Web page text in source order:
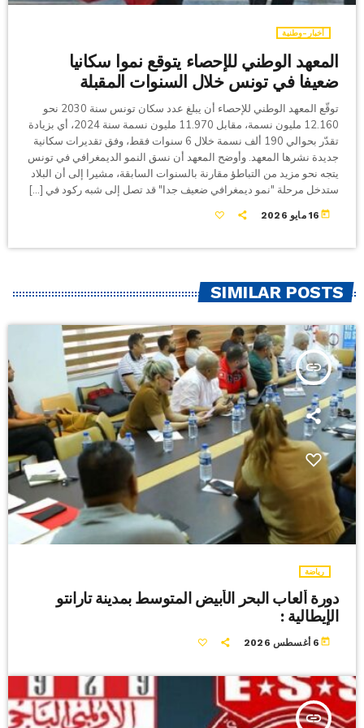
أخبار-وطنية
المعهد الوطني للإحصاء يتوقع نموا سكانيا
ضعيفا في تونس خلال السنوات المقبلة
توقّع المعهد الوطني للإحصاء أن يبلغ عدد سكان تونس سنة 2030 نحو
12.160 مليون نسمة، مقابل 11.970 مليون نسمة سنة 2024، أي بزيادة
تقدّر بحوالي 190 ألف نسمة خلال 6 سنوات فقط، وفق تقديرات سكانية
جديدة نشرها المعهد. وأوضح المعهد أن نسق النمو الديمغرافي في تونس
يتجه نحو مزيد من التباطؤ مقارنة بالسنوات السابقة، مشيرا إلى أن البلاد
ستدخل مرحلة "نمو ديمغرافي ضعيف جدا" قد تصل إلى شبه ركود في […]
today 16 مايو 2026
SIMILAR POSTS
insert_link
رياضة
دورة ألعاب البحر الأبيض المتوسط بمدينة تارانتو
الإيطالية :
today 6 أغسطس 2026
insert_link